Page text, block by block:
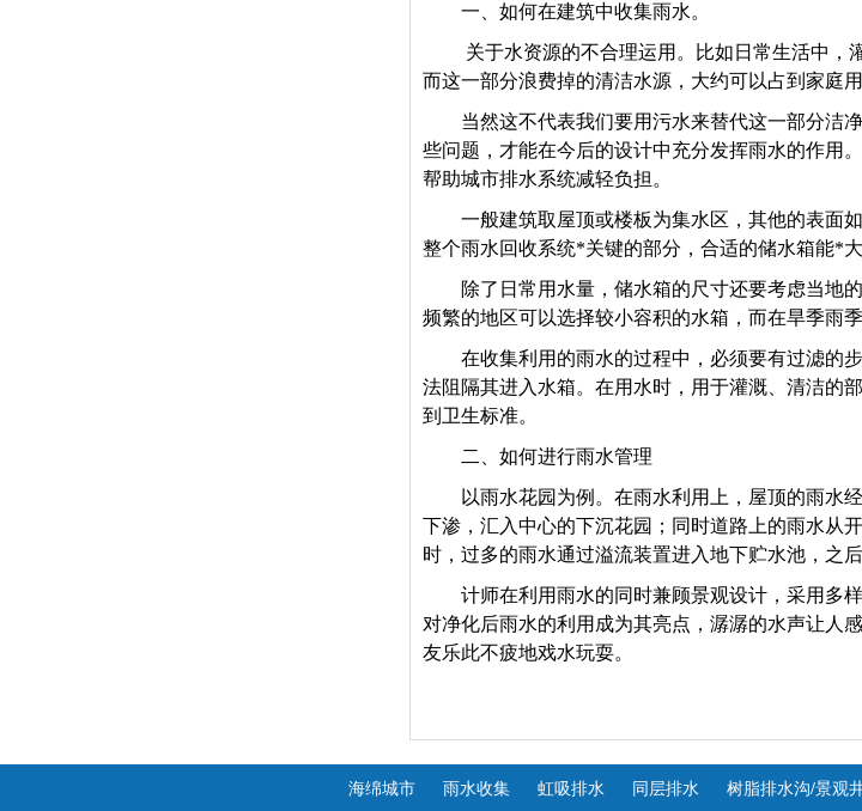
一、如何在建筑中收集雨水。
关于水资源的不合理运用。比如日常生活中，
而这一部分浪费掉的清洁水源，大约可以占到家庭用
当然这不代表我们要用污水来替代这一部分洁
些问题，才能在今后的设计中充分发挥雨水的作用
帮助城市排水系统减轻负担。
一般建筑取屋顶或楼板为集水区，其他的表面
整个雨水回收系统*关键的部分，合适的储水箱能*
除了日常用水量，储水箱的尺寸还要考虑当地
频繁的地区可以选择较小容积的水箱，而在旱季雨
在收集利用的雨水的过程中，必须要有过滤的
法阻隔其进入水箱。在用水时，用于灌溉、清洁的
到卫生标准。
二、如何进行雨水管理
以雨水花园为例。在雨水利用上，屋顶的雨水
下渗，汇入中心的下沉花园；同时道路上的雨水从
时，过多的雨水通过溢流装置进入地下贮水池，之
计师在利用雨水的同时兼顾景观设计，采用多
对净化后雨水的利用成为其亮点，潺潺的水声让人
友乐此不疲地戏水玩耍。
海绵城市 雨水收集 虹吸排水 同层排水 树脂排水沟/景观